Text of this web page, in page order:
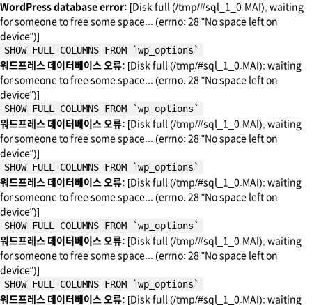
WordPress database error: [Disk full (/tmp/#sql_1_0.MAI); waiting
for someone to free some space... (errno: 28 "No space left on
device")]
SHOW FULL COLUMNS FROM `wp_options`
워드프레스 데이터베이스 오류: [Disk full (/tmp/#sql_1_0.MAI); waiting
for someone to free some space... (errno: 28 "No space left on
device")]
SHOW FULL COLUMNS FROM `wp_options`
워드프레스 데이터베이스 오류: [Disk full (/tmp/#sql_1_0.MAI); waiting
for someone to free some space... (errno: 28 "No space left on
device")]
SHOW FULL COLUMNS FROM `wp_options`
워드프레스 데이터베이스 오류: [Disk full (/tmp/#sql_1_0.MAI); waiting
for someone to free some space... (errno: 28 "No space left on
device")]
SHOW FULL COLUMNS FROM `wp_options`
워드프레스 데이터베이스 오류: [Disk full (/tmp/#sql_1_0.MAI); waiting
for someone to free some space... (errno: 28 "No space left on
device")]
SHOW FULL COLUMNS FROM `wp_options`
워드프레스 데이터베이스 오류: [Disk full (/tmp/#sql_1_0.MAI); waiting